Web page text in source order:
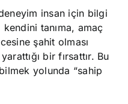
insan için bilgi
tanıma, amaç
şahit olması
bir fırsattır. Bu
yolunda “sahip